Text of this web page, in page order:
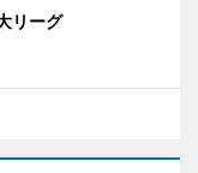
リーグ